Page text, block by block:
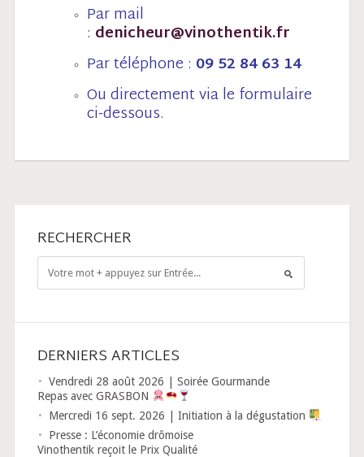
Par mail
: denicheur@vinothentik.fr
Par téléphone : 09 52 84 63 14
Ou directement via le formulaire
ci-dessous.
RECHERCHER
DERNIERS ARTICLES
Vendredi 28 août 2026 | Soirée Gourmande
Repas avec GRASBON
Mercredi 16 sept. 2026 | Initiation à la dégustation
Presse : L’économie drômoise
Vinothentik reçoit le Prix Qualité